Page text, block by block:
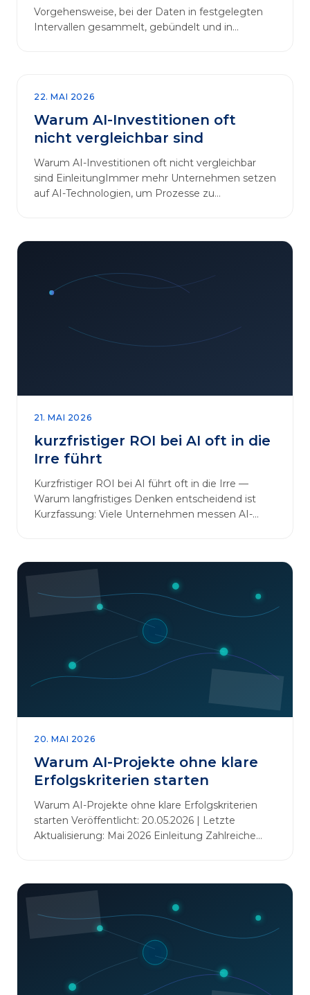
Vorgehensweise, bei der Daten in festgelegten
Intervallen gesammelt, gebündelt und in
22. MAI 2026
Warum AI-Investitionen oft
nicht vergleichbar sind
Warum AI-Investitionen oft nicht vergleichbar
sind EinleitungImmer mehr Unternehmen setzen
auf AI-Technologien, um Prozesse zu
verschaffen. In diesem Artikel betrachten wir die
Projekte oft irreführend ist. Außerdem zeigen wir,
21. MAI 2026
kurzfristiger ROI bei AI oft in die
Irre führt
Kurzfristiger ROI bei AI führt oft in die Irre —
Warum langfristiges Denken entscheidend ist
Kurzfassung: Viele Unternehmen messen AI-
20. MAI 2026
Warum AI-Projekte ohne klare
Erfolgskriterien starten
Warum AI-Projekte ohne klare Erfolgskriterien
starten Veröffentlicht: 20.05.2026 | Letzte
Aktualisierung: Mai 2026 Einleitung Zahlreiche
automatisieren oder sich Wettbewerbsvorteile zu
verschaffen. Oftmals liegt der Fokus dabei auf
praxisnahem Handeln: Erfahrungen sammeln,
Prototypen entwickeln und interne Skepsis
abbauen. Der zentrale Begriff dieses Beitrags ist
„Erfolgskriterien für AI-Projekte“. In [&hellip;]